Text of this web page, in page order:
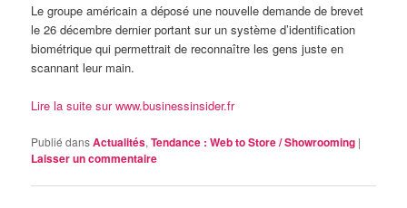
Le groupe américain a déposé une nouvelle demande de brevet
le 26 décembre dernier portant sur un système d’identification
biométrique qui permettrait de reconnaître les gens juste en
scannant leur main.
Lire la suite sur www.businessinsider.fr
Publié dansActualités,Tendance : Web to Store / Showrooming |
Laisser un commentaire